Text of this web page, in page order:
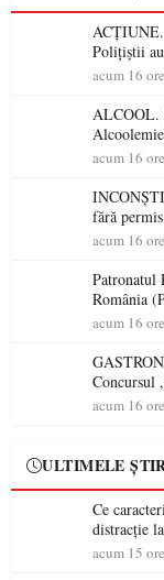
Polițiștii
permis
acum 16 ore
ALCOOL.
acum 16 ore
fără
acum 16 ore
Patronatul
România
electrică a
acum 16 ore
GASTRONOMIE Se încing
Concursul
acum 16 ore
ULTIMELE
Ce
distracție
acum 15 ore